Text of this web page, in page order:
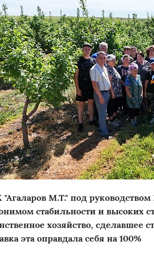
М.Т." под руководством
стабильности и высоких
хозяйство, сделавшее
эта оправдала себя на 100%